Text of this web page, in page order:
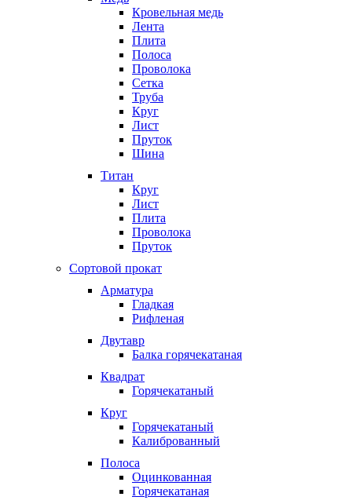
Кровельная медь
Лента
Плита
Полоса
Проволока
Сетка
Труба
Круг
Лист
Пруток
Шина
Титан
Круг
Лист
Плита
Проволока
Пруток
Сортовой прокат
Арматура
Гладкая
Рифленая
Двутавр
Балка горячекатаная
Квадрат
Горячекатаный
Круг
Горячекатаный
Калиброванный
Полоса
Оцинкованная
Горячекатаная